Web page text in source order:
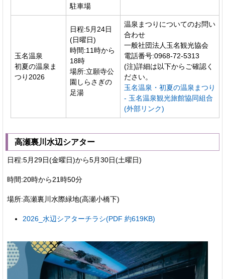
駐車場
玉名温泉
初夏の温泉ま
つり2026
日程:5月24日
(日曜日)
時間:11時から
18時
場所:立願寺公
園しらさぎの
足湯
温泉まつりについてのお問い
合わせ
一般社団法人玉名観光協会
電話番号:0968-72-5313
(注)詳細は以下からご確認く
ださい。
玉名温泉・初夏の温泉まつり
- 玉名温泉観光旅館協同組合
(外部リンク)
高瀬裏川水辺シアター
日程:5月29日(金曜日)から5月30日(土曜日)
時間:20時から21時50分
場所:高瀬裏川水際緑地(高瀬小橋下)
2026_水辺シアターチラシ(PDF 約619KB)